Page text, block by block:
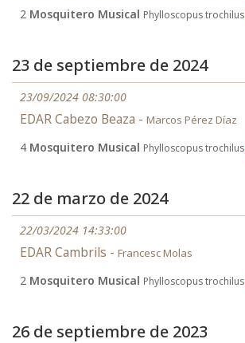
2 Mosquitero Musical Phylloscopus trochilus
23 de septiembre de 2024
23/09/2024 08:30:00
EDAR Cabezo Beaza - Marcos Pérez Díaz
4 Mosquitero Musical Phylloscopus trochilus
22 de marzo de 2024
22/03/2024 14:33:00
EDAR Cambrils - Francesc Molas
2 Mosquitero Musical Phylloscopus trochilus
26 de septiembre de 2023